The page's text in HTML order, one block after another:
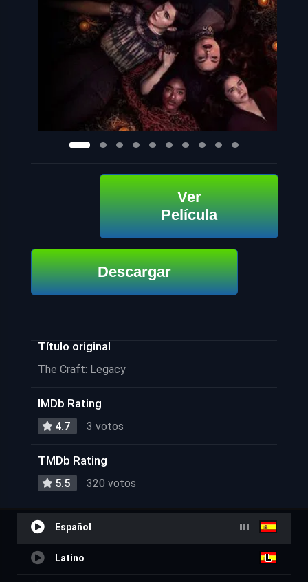
Ver
Película
Descargar
Título original
The Craft: Legacy
IMDb Rating
4.7 3 votos
TMDb Rating
5.5 320 votos
Español
Latino